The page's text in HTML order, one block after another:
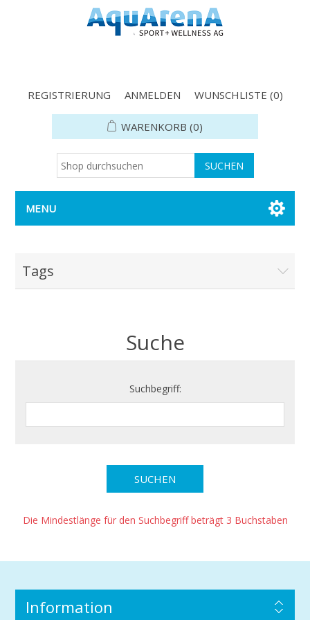
REGISTRIERUNG ANMELDEN WUNSCHLISTE (0)
WARENKORB (0)
MENU
Tags
Suche
Suchbegriff:
Die Mindestlänge für den Suchbegriff beträgt 3 Buchstaben
Information